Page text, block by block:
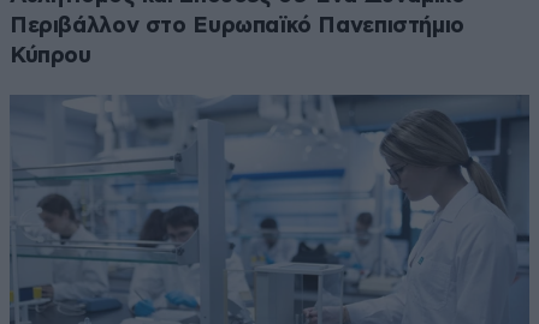
Περιβάλλον στο Ευρωπαϊκό Πανεπιστήμιο
Κύπρου